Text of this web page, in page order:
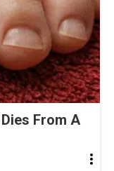
From A